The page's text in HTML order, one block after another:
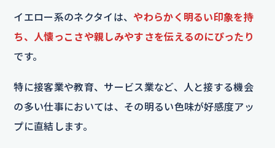
イエロー系のネクタイは、 やわらかく明るい印象を持
ち、人懐っこさや親しみやすさを伝えるのにぴったり
です。
特に接客業や教育、サービス業など、人と接する機会
の多い仕事においては、その明るい色味が好感度アッ
プに直結します。